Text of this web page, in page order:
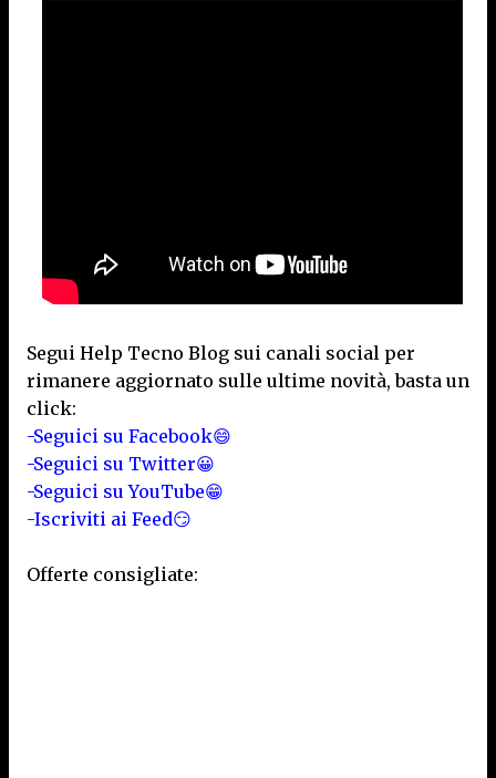
Segui Help Tecno Blog sui canali social per
rimanere aggiornato sulle ultime novità, basta un
click:
-Seguici su Facebook😄
-Seguici su Twitter😀
-Seguici su YouTube😁
-Iscriviti ai Feed😏
Offerte consigliate: